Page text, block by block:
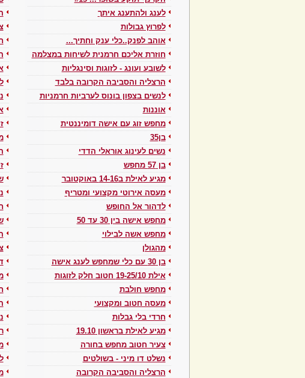
לענג ולהתענג איתך
לפרוץ גבולות
אוהב לפנק..כלי ענק וחתיך...
חוזרת אליכם חרמנית לשיחות במצלמה
לשובע ועונג - לזוגות וסינגליות
הרצליה והסביבה הקרובה בלבד
לנשים בצפון בונוס לערביות חרמניות
אוננות
מחפש זוג עם אישה דומיננטית
בן35
נשים לעינוג אוראלי הדדי
בן 57 מחפש
מגיע לאילת ב14-16 באוקטובר
מעסה אירוטי מקצועי ומטריף
לדהור אל החופש
מחפש אישה בין 30 עד 50
מחפש אשה לבילוי
מהגולן
בן 30 עם כלי שמחפש לענג אישה
אילת 19-25/10 חטוב חלק לזוגות
מחפש חולבת
מעסה חטוב ומקצועי
חרדי בלי גבלות
מגיע לאילת בראשון 19.10
צעיר חטוב מחפש בחורה
נשלט דו מיני - בשולטים
הרצליה והסביבה הקרובה